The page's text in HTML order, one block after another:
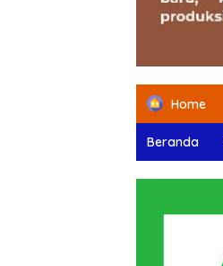
Home
Beranda